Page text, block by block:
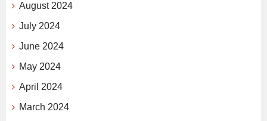
August 2024
July 2024
June 2024
May 2024
April 2024
March 2024